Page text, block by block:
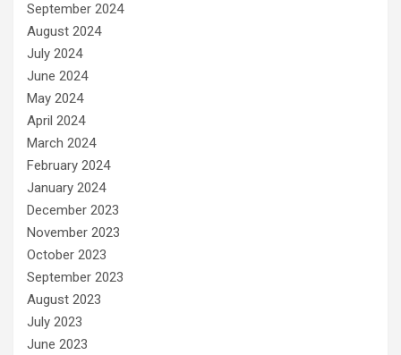
September 2024
August 2024
July 2024
June 2024
May 2024
April 2024
March 2024
February 2024
January 2024
December 2023
November 2023
October 2023
September 2023
August 2023
July 2023
June 2023